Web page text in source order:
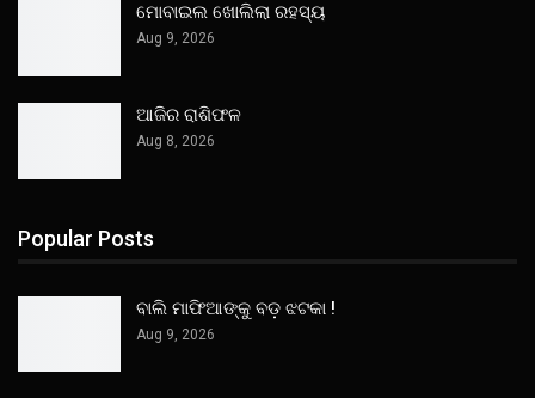
ମୋବାଇଲ ଖୋଲିଲା ରହସ୍ୟ
Aug 9, 2026
ଆଜିର ରାଶିଫଳ
Aug 8, 2026
Popular Posts
ବାଲି ମାଫିଆଙ୍କୁ ବଡ଼ ଝଟକା !
Aug 9, 2026